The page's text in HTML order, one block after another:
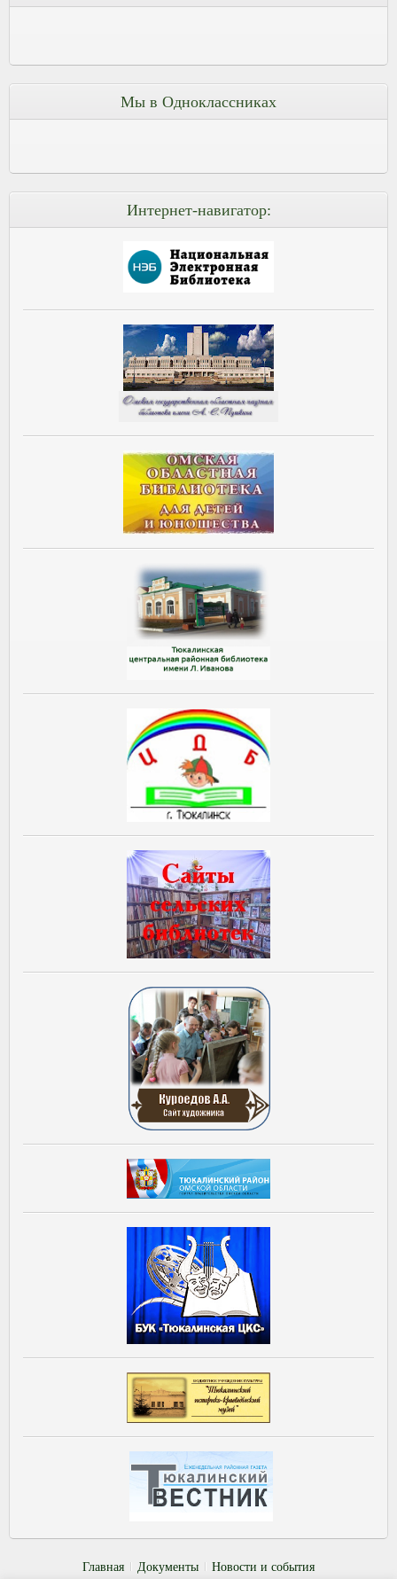
Мы в Одноклассниках
Интернет-навигатор:
Главная Документы Новости и события